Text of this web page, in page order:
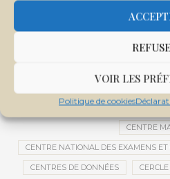
VOIR LES
Politique de cookies
CENTRALE SOLAIRE DE
CENTRE INTERNATIONAL DE
CENTRE
CENTRE NATIONAL DES EXAMENS ET
CENTRES DE DONNÉES